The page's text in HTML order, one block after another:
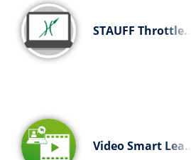
STAUFF Throttle…
Video Smart Lea…